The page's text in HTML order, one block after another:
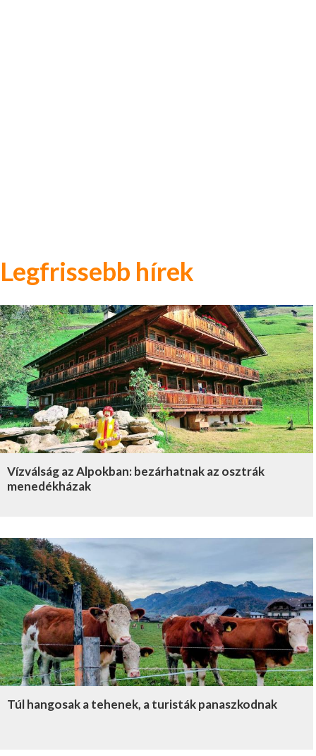
Legfrissebb hírek
Vízválság az Alpokban: bezárhatnak az osztrák
menedékházak
Túl hangosak a tehenek, a turisták panaszkodnak